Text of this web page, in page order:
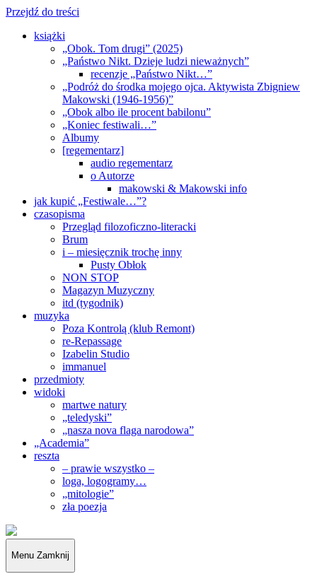
Przejdź do treści
książki
„Obok. Tom drugi” (2025)
„Państwo Nikt. Dzieje ludzi nieważnych”
recenzje „Państwo Nikt…”
„Podróż do środka mojego ojca. Aktywista Zbigniew
Makowski (1946-1956)”
„Obok albo ile procent babilonu”
„Koniec festiwali…”
Albumy
[regementarz]
audio regementarz
o Autorze
makowski & Makowski info
jak kupić „Festiwale…”?
czasopisma
Przegląd filozoficzno-literacki
Brum
i – miesięcznik trochę inny
Pusty Obłok
NON STOP
Magazyn Muzyczny
itd (tygodnik)
muzyka
Poza Kontrolą (klub Remont)
re-Repassage
Izabelin Studio
immanuel
przedmioty
widoki
martwe natury
„teledyski”
„nasza nova flaga narodowa”
„Academia”
reszta
– prawie wszystko –
loga, logogramy…
„mitologie”
zła poezja
„Obywatele…”
Menu Zamknij